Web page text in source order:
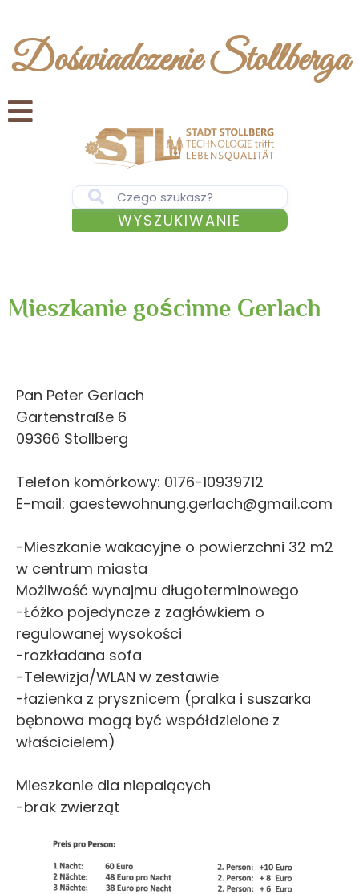
Doświadczenie Stollberga
WYSZUKIWANIE
Mieszkanie gościnne Gerlach
Pan Peter Gerlach
Gartenstraße 6
09366 Stollberg
Telefon komórkowy: 0176-10939712
E-mail: gaestewohnung.gerlach@gmail.com
-Mieszkanie wakacyjne o powierzchni 32 m2
w centrum miasta
Możliwość wynajmu długoterminowego
-Łóżko pojedyncze z zagłówkiem o
regulowanej wysokości
-rozkładana sofa
-Telewizja/WLAN w zestawie
-łazienka z prysznicem (pralka i suszarka
bębnowa mogą być współdzielone z
właścicielem)
Mieszkanie dla niepalących
-brak zwierząt